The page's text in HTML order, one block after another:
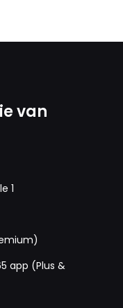
van
1
app (Plus &